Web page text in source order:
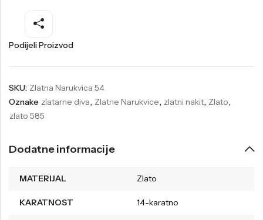
Podijeli Proizvod
SKU: Zlatna Narukvica 54
Oznake zlatarne diva, Zlatne Narukvice, zlatni nakit, Zlato,
zlato 585
Dodatne informacije
MATERIJAL Zlato
KARATNOST 14-karatno
Welder
Liu-Jo
Festina
Wesse
Wesse
Daisy Dixon
Diesel
Lotus